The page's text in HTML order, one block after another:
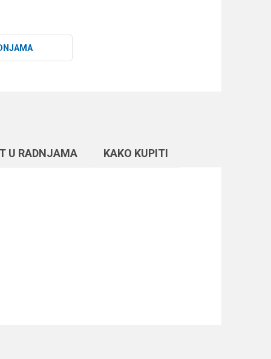
U RADNJAMA KAKO KUPITI